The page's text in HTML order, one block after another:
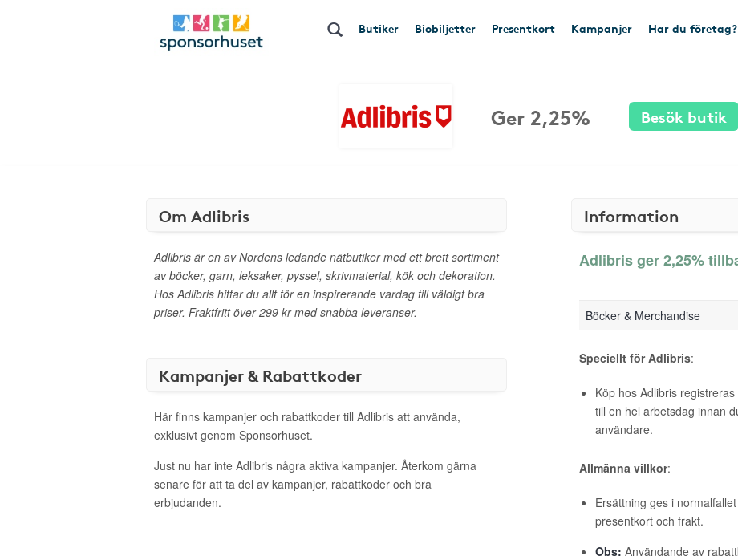
Butiker Biobiljetter Presentkort Kampanjer Har du företag?
Ger 2,25% Besök butik
Om Adlibris
Adlibris är en av Nordens ledande nätbutiker med ett brett sortiment
av böcker, garn, leksaker, pyssel, skrivmaterial, kök och dekoration.
Hos Adlibris hittar du allt för en inspirerande vardag till väldigt bra
priser. Fraktfritt över 299 kr med snabba leveranser.
Kampanjer & Rabattkoder
Här finns kampanjer och rabattkoder till Adlibris att använda,
exklusivt genom Sponsorhuset.
Just nu har inte Adlibris några aktiva kampanjer. Återkom gärna
senare för att ta del av kampanjer, rabattkoder och bra
erbjudanden.
Information
Adlibris ger 2,25%
Böcker & Merchandise
Speciellt för Adlibris:
Köp hos Adlibris
till en hel arbetsdag innan
användare.
Allmänna villkor:
Ersättning ges i
presentkort och frakt.
Obs: Användande av